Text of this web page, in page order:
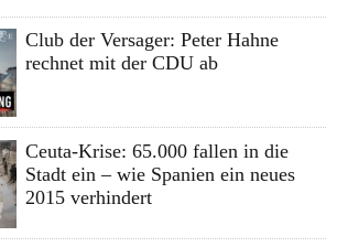
Club der Versager: Peter Hahne
rechnet mit der CDU ab
Ceuta-Krise: 65.000 fallen in die
Stadt ein – wie Spanien ein neues
2015 verhindert